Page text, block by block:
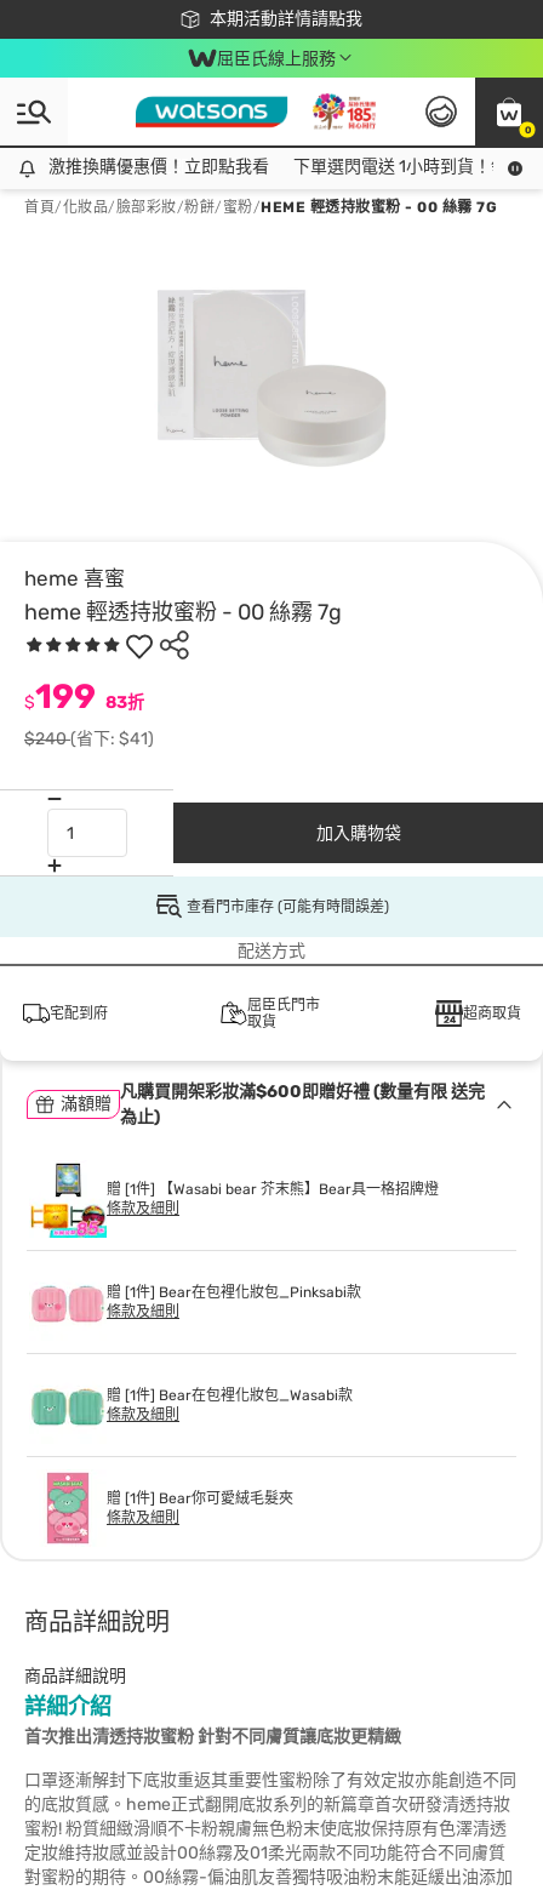
本期活動詳情請點我
下載app最高回饋$350
屈臣氏線上服務
0
激推換購優惠價！立即點我看
激推換購優惠價！立即點我看 下單選閃電送 1小時到貨！領神
首頁/化妝品/臉部彩妝/粉餅/蜜粉/HEME 輕透持妝蜜粉 - 00 絲霧 7G
heme 喜蜜
heme 輕透持妝蜜粉 - 00 絲霧 7g
$199 83折
$240(省下: $41)
加入購物袋
查看門市庫存 (可能有時間誤差)
配送方式
宅配到府
屈臣氏門市
取貨
超商取貨
滿額贈
凡購買開架彩妝滿$600即贈好禮 (數量有限 送完
為止)
贈 [1件] 【Wasabi bear 芥末熊】Bear具一格招牌燈
條款及細則
贈 [1件] Bear在包裡化妝包_Pinksabi款
條款及細則
贈 [1件] Bear在包裡化妝包_Wasabi款
條款及細則
贈 [1件] Bear你可愛絨毛髮夾
條款及細則
商品詳細說明
商品詳細說明
詳細介紹
首次推出清透持妝蜜粉 針對不同膚質讓底妝更精緻
口罩逐漸解封下底妝重返其重要性蜜粉除了有效定妝亦能創造不同
的底妝質感。heme正式翻開底妝系列的新篇章首次研發清透持妝
蜜粉! 粉質細緻滑順不卡粉親膚無色粉末使底妝保持原有色澤清透
定妝維持妝感並設計00絲霧及01柔光兩款不同功能符合不同膚質
對蜜粉的期待。00絲霧-偏油肌友善獨特吸油粉末能延緩出油添加